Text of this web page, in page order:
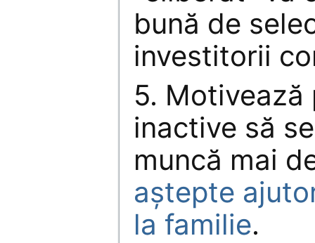
bună de
investitorii
5. Motivează
inactive să
muncă mai
aştepte
la familie.